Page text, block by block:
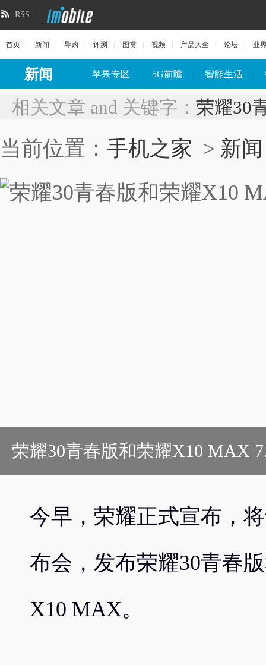
RSS
首页 新闻 导购 评测 图赏 视频 产品大全 论坛 业
新闻 苹果专区 5G前瞻 智能生活
相关文章 and 关键字： 荣耀30
当前位置： 手机之家 > 新闻
荣耀30青春版和荣耀X10 MAX
今早，荣耀正式宣布，
布会，发布荣耀30青春
X10 MAX。